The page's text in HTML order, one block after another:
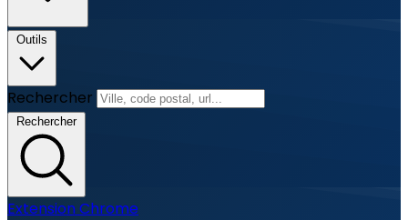
Outils
Rechercher
Rechercher
Extension Chrome